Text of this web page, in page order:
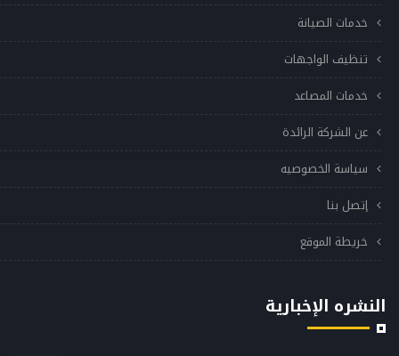
خدمات الصيانة
تنظيف الواجهات
خدمات المصاعد
عن الشركة الرائدة
سياسة الخصوصيه
إتصل بنا
خريطة الموقع
النشره الإخبارية